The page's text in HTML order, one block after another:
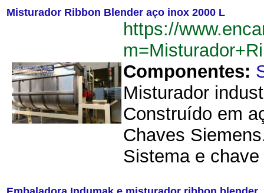
Misturador Ribbon Blender aço inox 2000 L
https://
Componentes:
Misturador
Construído em
Chaves
Sistema e